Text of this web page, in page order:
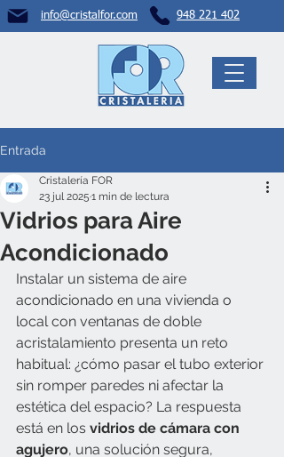
info@crista lfor.com 948 221 402
Entrada
Vidrios para Aire
Acondicionado
Cristalería FOR
23 jul 2025 1 min de lectura
Instalar un sistema de aire
acondicionado en una vivienda o
local con ventanas de doble
acristalamiento presenta un reto
habitual: ¿cómo pasar el tubo exterior
sin romper paredes ni afectar la
estética del espacio? La respuesta
está en los vidrios de cámara con
agujero, una solución segura,